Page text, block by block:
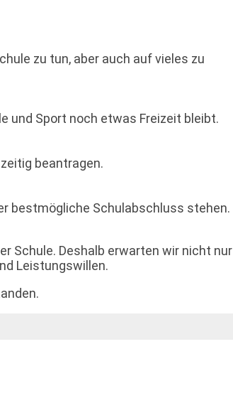
zu tun, aber auch auf vieles zu
und Sport noch etwas Freizeit bleibt.
beantragen.
bestmögliche Schulabschluss stehen.
Schule. Deshalb erwarten wir nicht nur
Leistungswillen.